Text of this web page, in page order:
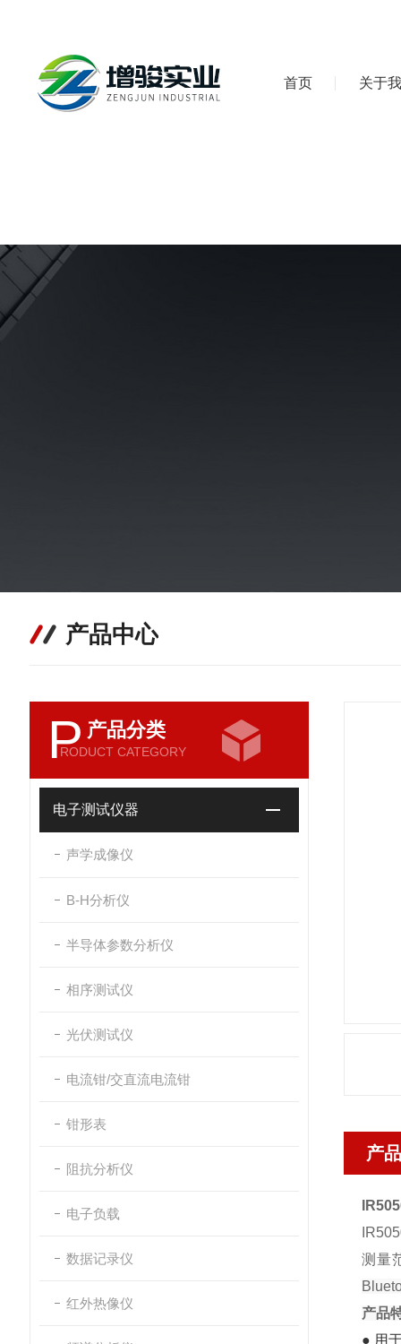
首页 关于
产品中心
P 产品分类
RODUCT CATEGORY
电子测试仪器
声学成像仪
B-H分析仪
半导体参数分析仪
相序测试仪
光伏测试仪
电流钳/交直流电流钳
钳形表
阻抗分析仪
电子负载
数据记录仪
红外热像仪
产
测量
产品
● 用